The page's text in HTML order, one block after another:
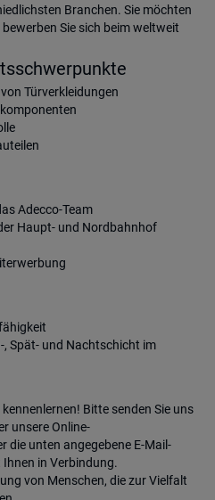
Branchen. Sie möchten
Sie sich beim weltweit
Türverkleidungen
Adecco-Team
Haupt- und Nordbahnhof
Spät- und Nachtschicht im
Bitte senden Sie uns
unsere Online-
die unten angegebene E-Mail-
in Verbindung.
von Menschen, die zur Vielfalt